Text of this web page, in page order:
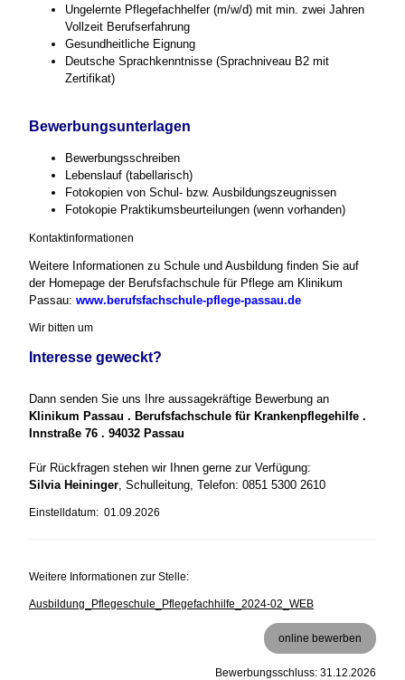
Ungelernte Pflegefachhelfer (m/w/d) mit min. zwei Jahren
Vollzeit Berufserfahrung
Gesundheitliche Eignung
Deutsche Sprachkenntnisse (Sprachniveau B2 mit
Zertifikat)
Bewerbungsunterlagen
Bewerbungsschreiben
Lebenslauf (tabellarisch)
Fotokopien von Schul- bzw. Ausbildungszeugnissen
Fotokopie Praktikumsbeurteilungen (wenn vorhanden)
Kontaktinformationen
Weitere Informationen zu Schule und Ausbildung finden Sie auf
der Homepage der Berufsfachschule für Pflege am Klinikum
Passau: www.berufsfachschule-pflege-passau.de
Wir bitten um
Interesse geweckt?
Dann senden Sie uns Ihre aussagekräftige Bewerbung an
Klinikum Passau . Berufsfachschule für Krankenpflegehilfe .
Innstraße 76 . 94032 Passau
Für Rückfragen stehen wir Ihnen gerne zur Verfügung:
Silvia Heininger , Schulleitung, Telefon: 0851 5300 2610
Einstelldatum: 01.09.2026
Weitere Informationen zur Stelle:
Ausbildung_Pflegeschule_Pflegefachhilfe_2024-02_WEB
online bewerben
Bewerbungsschluss: 31.12.2026